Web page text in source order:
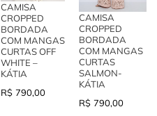
CAMISA
CROPPED
BORDADA
COM MANGAS
CURTAS OFF
WHITE –
KÁTIA
R$ 790,00
CAMISA
CROPPED
BORDADA
COM MANGAS
CURTAS
SALMON-
KÁTIA
R$ 790,00